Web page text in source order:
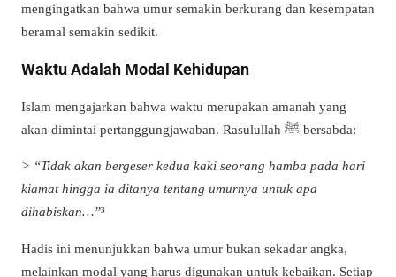
mengingatkan bahwa umur semakin berkurang dan kesempatan
beramal semakin sedikit.
Waktu Adalah Modal Kehidupan
Islam mengajarkan bahwa waktu merupakan amanah yang
akan dimintai pertanggungjawaban. Rasulullah ﷺ bersabda:
> “Tidak akan bergeser kedua kaki seorang hamba pada hari
kiamat hingga ia ditanya tentang umurnya untuk apa
dihabiskan…”³
Hadis ini menunjukkan bahwa umur bukan sekadar angka,
melainkan modal yang harus digunakan untuk kebaikan. Setiap